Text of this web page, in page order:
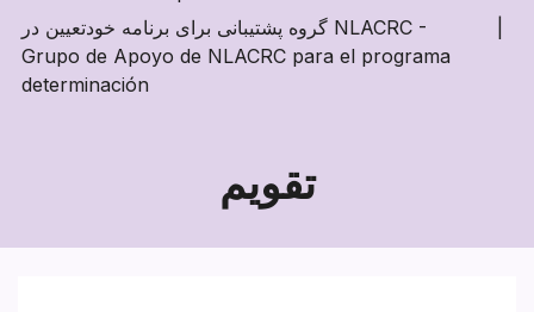
گروه پشتیبانی برای برنامه خودتعیین در NLACRC -
Grupo de Apoyo de NLACRC para el programa
determinación
تقویم